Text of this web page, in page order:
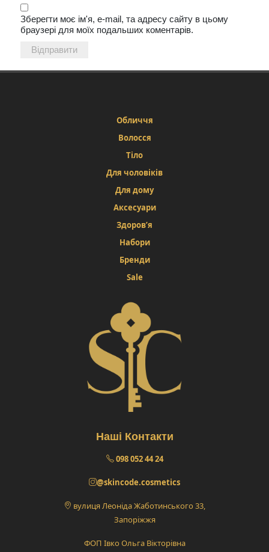
Зберегти моє ім'я, e-mail, та адресу сайту в цьому
браузері для моїх подальших коментарів.
Обличчя
Волосся
Тіло
Для чоловіків
Для дому
Аксесуари
Здоров’я
Набори
Бренди
Sale
Наші Контакти
098 052 44 24
@skincode.cosmetics
вулиця Леоніда Жаботинського 33,
Запоріжжя
ФОП Івко Ольга Вікторівна